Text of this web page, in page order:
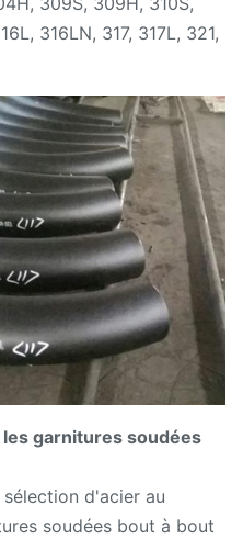
316LN, 317, 317L, 321,
garnitures soudées
d'acier au
soudées bout à bout